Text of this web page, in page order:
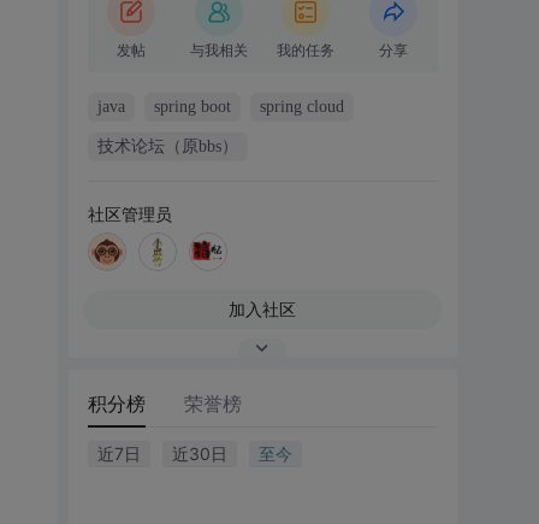
发帖 与我相关 我的任务 分享
java spring boot spring cloud
技术论坛（原bbs）
社区管理员
加入社区
积分榜 荣誉榜
近7日 近30日 至今